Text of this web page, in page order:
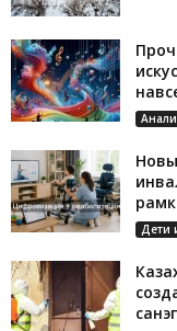
Дети